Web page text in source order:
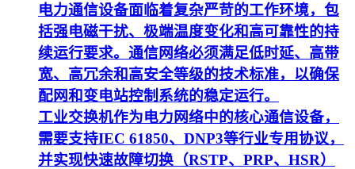
电力通信设备面临着复杂严苛的工作环境，包
括强电磁干扰、极端温度变化和高可靠性的持
续运行要求。通信网络必须满足低时延、高带
宽、高冗余和高安全等级的技术标准，以确保
配网和变电站控制系统的稳定运行。
工业交换机作为电力网络中的核心通信设备，
需要支持IEC 61850、DNP3等行业专用协议，
并实现快速故障切换（RSTP、PRP、HSR）